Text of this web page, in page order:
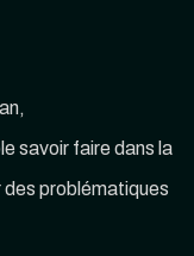
savoir faire dans la
des problématiques